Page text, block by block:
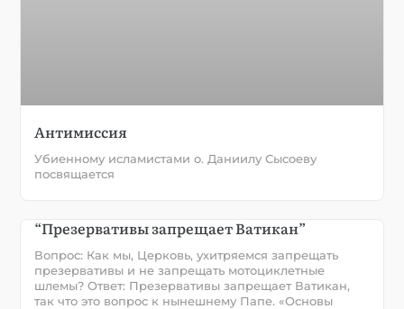
Антимиссия
Убиенному исламистами о. Даниилу Сысоеву
посвящается
“Презервативы запрещает Ватикан”
Вопрос: Как мы, Церковь, ухитряемся запрещать
презервативы и не запрещать мотоциклетные
шлемы? Ответ: Презервативы запрещает Ватикан,
так что это вопрос к нынешнему Папе. «Основы